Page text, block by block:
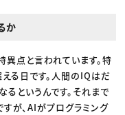
か
点と言われています。特
る日です。人間のIQはだ
というんです。それまで
が、AIがプログラミング